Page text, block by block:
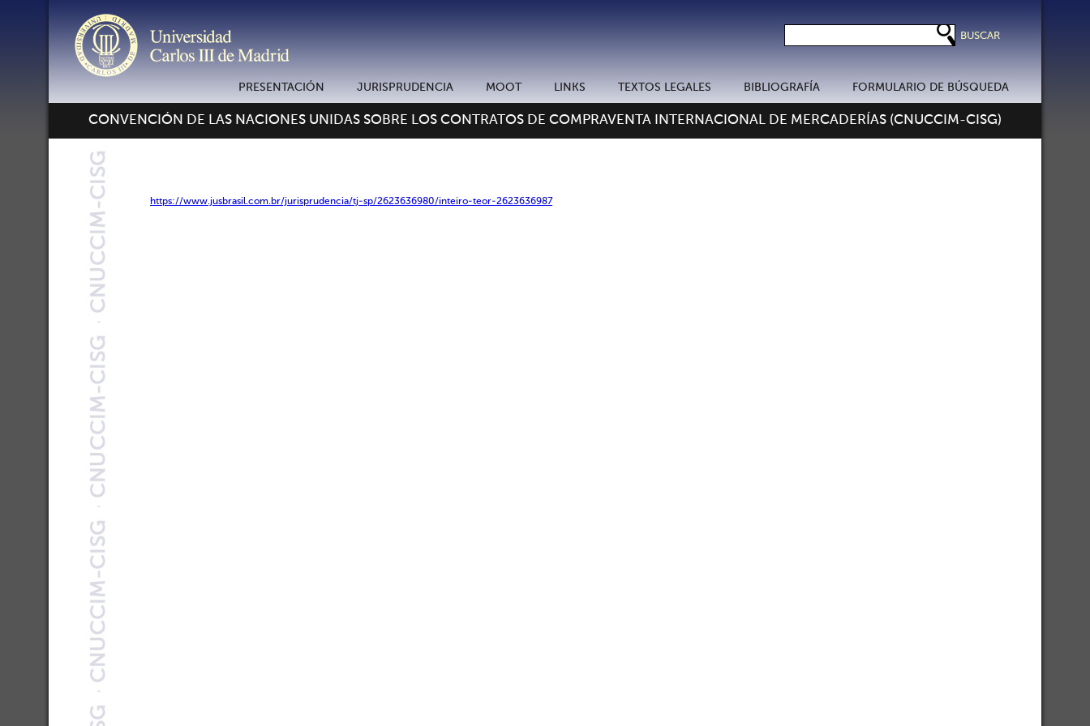
PRESENTACIÓN JURISPRUDENCIA MOOT LINKS TEXTOS LEGALES BIBLIOGRAFÍA FORMULARIO DE BÚSQUEDA
CONVENCIÓN DE LAS NACIONES UNIDAS SOBRE LOS CONTRATOS DE COMPRAVENTA INTERNACIONAL DE MERCADERÍAS (CNUCCIM-CISG)
https://www.jusbrasil.com.br/jurisprudencia/tj-sp/2623636980/inteiro-teor-2623636987